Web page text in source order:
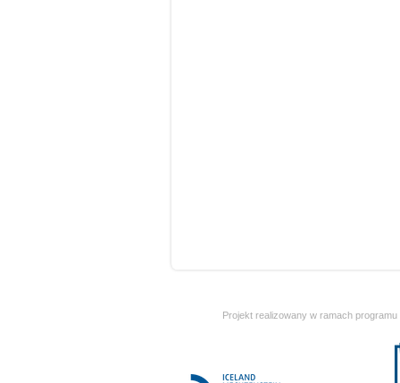
Projekt realizowany w ramach